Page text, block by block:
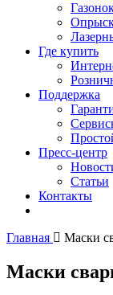
Где купить
Поддержка
Пресс-центр
Статьи
Контакты
Главная Маски
Маски